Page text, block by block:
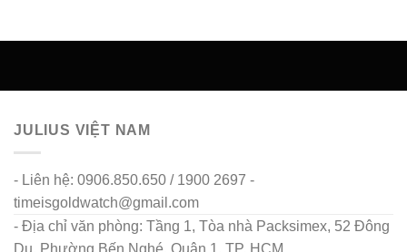
JULIUS VIỆT NAM
- Liên hệ: 0906.850.650 / 1900 2697 -
timeisgoldwatch@gmail.com
- Địa chỉ văn phòng: Tầng 1, Tòa nhà Packsimex, 52 Đông
Du, Phường Bến Nghé, Quận 1, TP. HCM